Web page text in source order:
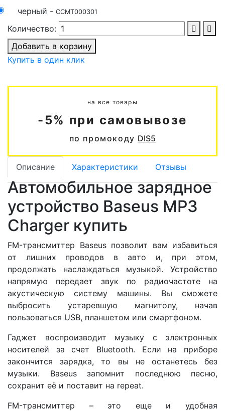
черный - CCMT000301
Количество:
Добавить в корзину
Купить в один клик
на все товары
-5% при самовывозе
по промокоду DIS5
Описание Характеристики Отзывы
Автомобильное зарядное
устройство Baseus MP3
Charger купить
FM-трансмиттер Baseus позволит вам избавиться
от лишних проводов в авто и, при этом,
продолжать наслаждаться музыкой. Устройство
напрямую передает звук по радиочастоте на
акустическую систему машины. Вы сможете
выбросить устаревшую магнитолу, начав
пользоваться USB, планшетом или смартфоном.
Гаджет воспроизводит музыку с электронных
носителей за счет Bluetooth. Если на приборе
закончится зарядка, то вы не останетесь без
музыки. Baseus запомнит последнюю песню,
сохранит её и поставит на repeat.
FM-трансмиттер – это еще и удобная